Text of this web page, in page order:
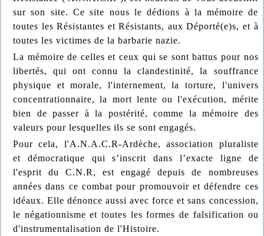
sur son site. Ce site nous le dédions à la mémoire de
toutes les Résistantes et Résistants, aux Déporté(e)s, et à
toutes les victimes de la barbarie nazie.
La mémoire de celles et ceux qui se sont battus pour nos
libertés, qui ont connu la clandestinité, la souffrance
physique et morale, l'internement, la torture, l'univers
concentrationnaire, la mort lente ou l'exécution, mérite
bien de passer à la postérité, comme la mémoire des
valeurs pour lesquelles ils se sont engagés.
Pour cela, l'A.N.A.C.R-Ardèche, association pluraliste
et démocratique qui s’inscrit dans l’exacte ligne de
l'esprit du C.N.R, est engagé depuis de nombreuses
années dans ce combat pour promouvoir et défendre ces
idéaux. Elle dénonce aussi avec force et sans concession,
le négationnisme et toutes les formes de falsification ou
d'instrumentalisation de l'Histoire.